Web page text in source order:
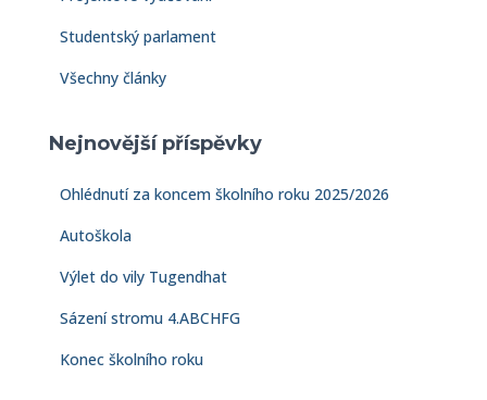
Studentský parlament
Všechny články
Nejnovější příspěvky
Ohlédnutí za koncem školního roku 2025/2026
Autoškola
Výlet do vily Tugendhat
Sázení stromu 4.ABCHFG
Konec školního roku